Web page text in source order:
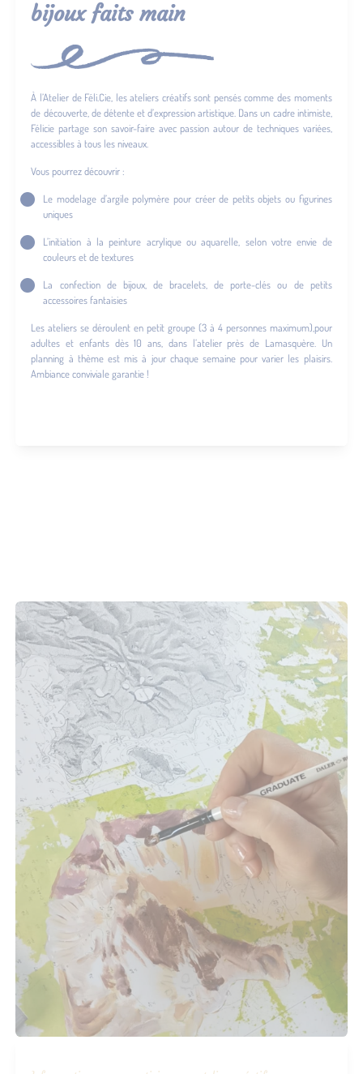
bijoux faits main
À l’Atelier de Féli.Cie, les ateliers créatifs sont pensés comme des moments
de découverte, de détente et d’expression artistique. Dans un cadre intimiste,
Félicie partage son savoir-faire avec passion autour de techniques variées,
accessibles à tous les niveaux.
Vous pourrez découvrir :
Le modelage d’argile polymère pour créer de petits objets ou figurines
uniques
L’initiation à la peinture acrylique ou aquarelle, selon votre envie de
couleurs et de textures
La confection de bijoux, de bracelets, de porte-clés ou de petits
accessoires fantaisies
Les ateliers se déroulent en petit groupe (3 à 4 personnes maximum),pour
adultes et enfants dès 10 ans, dans l’atelier près de Lamasquère. Un
planning à thème est mis à jour chaque semaine pour varier les plaisirs.
Ambiance conviviale garantie !